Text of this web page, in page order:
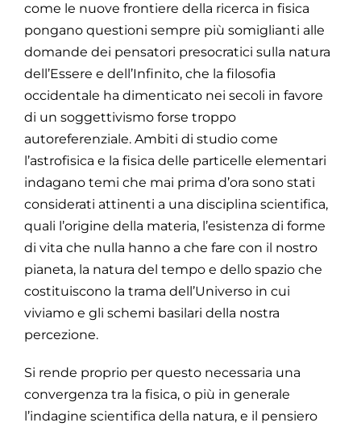
come le nuove frontiere della ricerca in fisica
pongano questioni sempre più somiglianti alle
domande dei pensatori presocratici sulla natura
dell’Essere e dell’Infinito, che la filosofia
occidentale ha dimenticato nei secoli in favore
di un soggettivismo forse troppo
autoreferenziale. Ambiti di studio come
l’astrofisica e la fisica delle particelle elementari
indagano temi che mai prima d’ora sono stati
considerati attinenti a una disciplina scientifica,
quali l’origine della materia, l’esistenza di forme
di vita che nulla hanno a che fare con il nostro
pianeta, la natura del tempo e dello spazio che
costituiscono la trama dell’Universo in cui
viviamo e gli schemi basilari della nostra
percezione.
Si rende proprio per questo necessaria una
convergenza tra la fisica, o più in generale
l’indagine scientifica della natura, e il pensiero